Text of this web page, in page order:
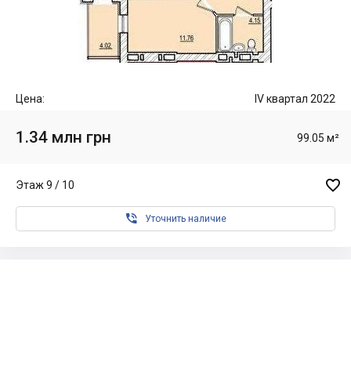
Цена: IV квартал 2022
1.34 млн грн 99.05 м²
Этаж 9 / 10 
 Уточнить наличие